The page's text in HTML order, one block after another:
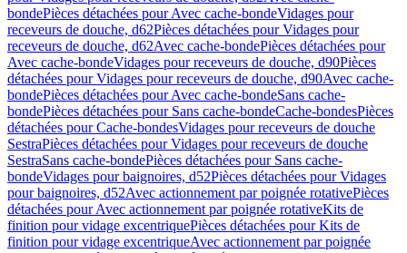
bondePièces détachées pour Avec cache-bondeVidages pour
receveurs de douche, d62Pièces détachées pour Vidages pour
receveurs de douche, d62Avec cache-bondePièces détachées pour
Avec cache-bondeVidages pour receveurs de douche, d90Pièces
détachées pour Vidages pour receveurs de douche, d90Avec cache-
bondePièces détachées pour Avec cache-bondeSans cache-
bondePièces détachées pour Sans cache-bondeCache-bondesPièces
détachées pour Cache-bondesVidages pour receveurs de douche
SestraPièces détachées pour Vidages pour receveurs de douche
SestraSans cache-bondePièces détachées pour Sans cache-
bondeVidages pour baignoires, d52Pièces détachées pour Vidages
pour baignoires, d52Avec actionnement par poignée rotativePièces
détachées pour Avec actionnement par poignée rotativeKits de
finition pour vidage excentriquePièces détachées pour Kits de
finition pour vidage excentriqueAvec actionnement par poignée